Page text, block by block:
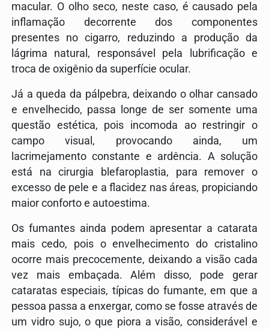
macular. O olho seco, neste caso, é causado pela
inflamação decorrente dos componentes
presentes no cigarro, reduzindo a produção da
lágrima natural, responsável pela lubrificação e
troca de oxigênio da superfície ocular.
Já a queda da pálpebra, deixando o olhar cansado
e envelhecido, passa longe de ser somente uma
questão estética, pois incomoda ao restringir o
campo visual, provocando ainda, um
lacrimejamento constante e ardência. A solução
está na cirurgia blefaroplastia, para remover o
excesso de pele e a flacidez nas áreas, propiciando
maior conforto e autoestima.
Os fumantes ainda podem apresentar a catarata
mais cedo, pois o envelhecimento do cristalino
ocorre mais precocemente, deixando a visão cada
vez mais embaçada. Além disso, pode gerar
cataratas especiais, típicas do fumante, em que a
pessoa passa a enxergar, como se fosse através de
um vidro sujo, o que piora a visão, considerável e